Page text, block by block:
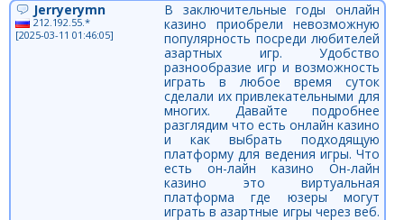
Jerryerymn
212.192.55.*
[2025-03-11 01:46:05]
В заключительные годы онлайн
казино приобрели невозможную
популярность посреди любителей
азартных игр. Удобство
разнообразие игр и возможность
играть в любое время суток
сделали их привлекательными для
многих. Давайте подробнее
разглядим что есть онлайн казино
и как выбрать подходящую
платформу для ведения игры. Что
есть он-лайн казино Он-лайн
казино это виртуальная
платформа где юзеры могут
играть в азартные игры через веб.